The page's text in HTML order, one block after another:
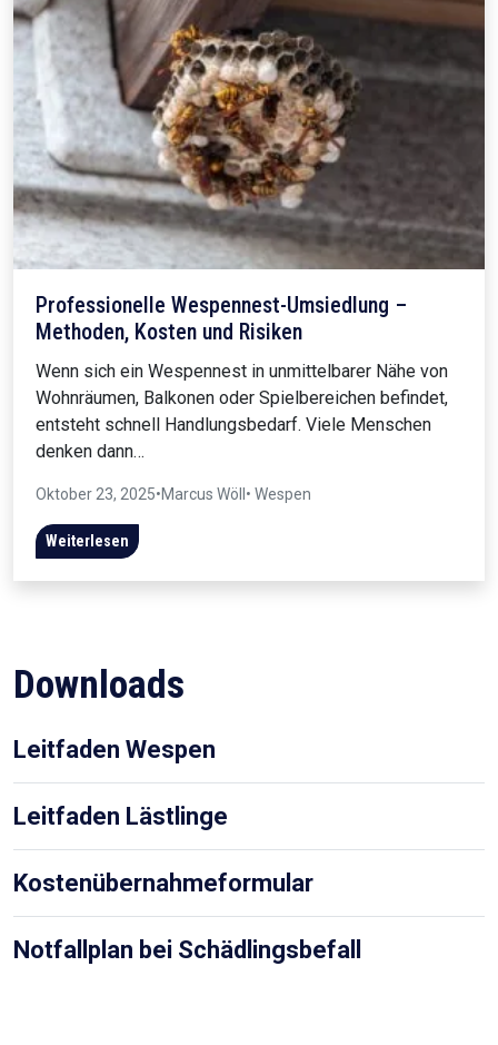
Professionelle Wespennest-Umsiedlung –
Methoden, Kosten und Risiken
Wenn sich ein Wespennest in unmittelbarer Nähe von
Wohnräumen, Balkonen oder Spielbereichen befindet,
entsteht schnell Handlungsbedarf. Viele Menschen
denken dann…
Oktober 23, 2025•Marcus Wöll • Wespen
Weiterlesen
Downloads
Leitfaden Wespen
Leitfaden Lästlinge
Kostenübernahmeformular
Notfallplan bei Schädlingsbefall